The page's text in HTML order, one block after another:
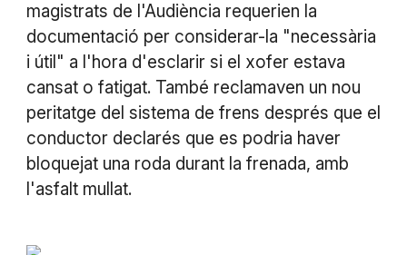
magistrats de l'Audiència requerien la
documentació per considerar-la "necessària
i útil" a l'hora d'esclarir si el xofer estava
cansat o fatigat. També reclamaven un nou
peritatge del sistema de frens després que el
conductor declarés que es podria haver
bloquejat una roda durant la frenada, amb
l'asfalt mullat.